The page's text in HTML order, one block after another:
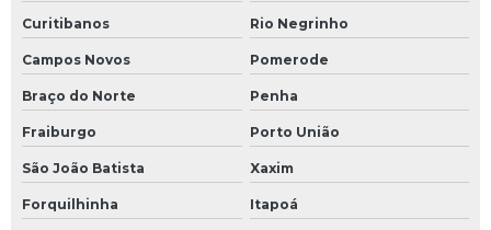
Licenciamento ambiental na construção civil
Licenciamento mineral
Licenciamento para mineração
Mapeamento na mineração
Mineração licenciamento ambiental
Curitibanos Rio Negrinho
Campos Novos Pomerode
Braço do Norte Penha
Fraiburgo Porto União
São João Batista Xaxim
Forquilhinha Itapoá